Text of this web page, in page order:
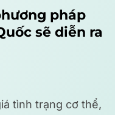
pháp
sẽ diễn ra
tình trạng cơ thể,